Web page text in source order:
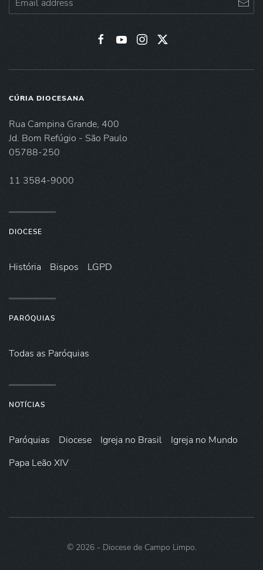
CÚRIA DIOCESANA
Rua Campina Grande, 400
Jd. Bom Refúgio - São Paulo
05788-250
11 3584-9000
DIOCESE
História Bispos LGPD
PARÓQUIAS
Todas as Paróquias
NOTÍCIAS
Paróquias Diocese Igreja no Brasil
Igreja no Mundo
Papa Leão XIV
© 2026- Diocese de Campo Limpo.